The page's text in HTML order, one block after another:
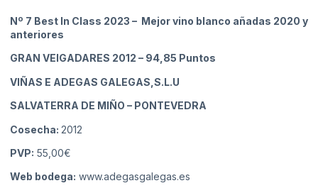
Nº 7 Best In Class 2023 – Mejor vino blanco añadas 2020 y
anteriores
GRAN VEIGADARES 2012 – 94,85 Puntos
VIÑAS E ADEGAS GALEGAS,S.L.U
SALVATERRA DE MIÑO – PONTEVEDRA
Cosecha: 2012
PVP: 55,00€
Web bodega: www.adegasgalegas.es